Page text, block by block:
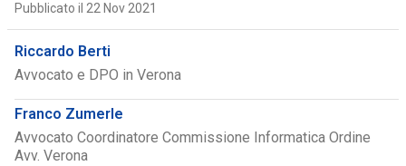
Pubblicato il 22 Nov 2021
Riccardo Berti
Avvocato e DPO in Verona
Franco Zumerle
Avvocato Coordinatore Commissione Informatica Ordine
Avv. Verona